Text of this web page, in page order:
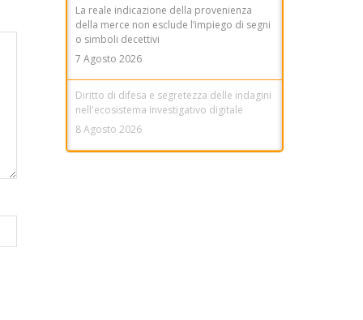
La reale indicazione della provenienza
della merce non esclude l’impiego di segni
o simboli decettivi
7 Agosto 2026
Diritto di difesa e segretezza delle indagini
nell'ecosistema investigativo digitale
8 Agosto 2026